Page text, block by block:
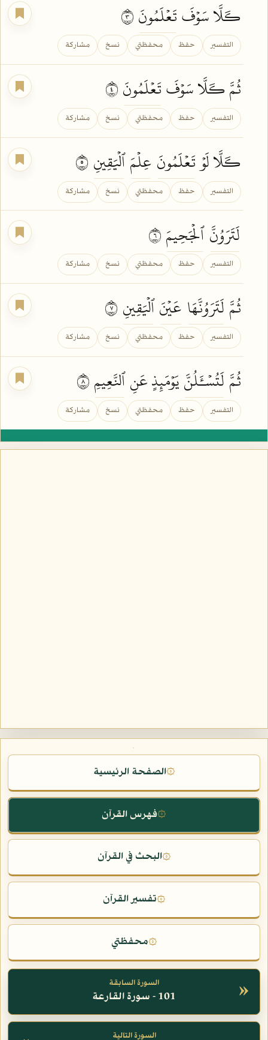
كـَلَّا سَوۡفَتَعۡلَمُونَ
التفسير حفظ محفظتي نسخ مشاركة
ثُمَّ كـَلَّا سَوۡفَتَعۡلَمُونَ
التفسير حفظ محفظتي نسخ مشاركة
كـَلَّا لَوۡتَعۡلَمُونَ عِلۡمَٱلۡيَقِينِ
التفسير حفظ محفظتي نسخ مشاركة
لَتَرَوُنَّٱلۡجَحِيمَ
التفسير حفظ محفظتي نسخ مشاركة
ثُمَّ لَتَرَوُنَّهَا عَيۡنَٱلۡيَقِينِ
التفسير حفظ محفظتي نسخ مشاركة
ثُمَّ لَتُسۡـَٔلُنَّيَوۡمَئِذٍ عَنِٱلنَّعِيمِ
التفسير حفظ محفظتي نسخ مشاركة
۞الصفحة الرئيسية
۞فهرس القرآن
۞البحث في القرآن
۞تفسير القرآن
۞محفظتي
» السورة السابقة
101 - سورة القارعة
السورة التالية